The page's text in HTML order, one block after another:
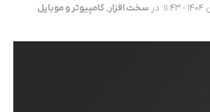
در سخت افزار,کامپیوتر و موبایل